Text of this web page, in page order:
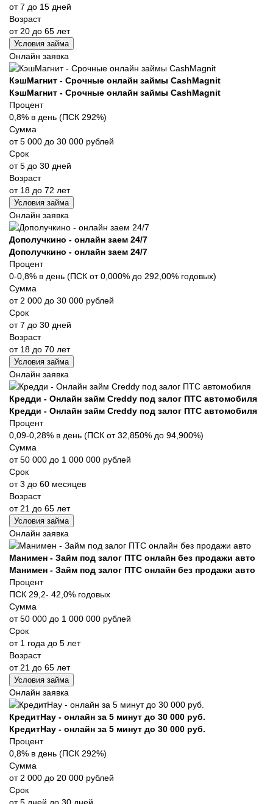
от 7 до 15 дней
Возраст
от 20 до 65 лет
Условия займа
Онлайн заявка
КэшМагнит - Срочные онлайн займы CashMagnit
КэшМагнит - Срочные онлайн займы CashMagnit
Процент
0,8% в день (ПСК 292%)
Сумма
от 5 000 до 30 000 рублей
Срок
от 5 до 30 дней
Возраст
от 18 до 72 лет
Условия займа
Онлайн заявка
Дополучкино - онлайн заем 24/7
Дополучкино - онлайн заем 24/7
Процент
0-0,8% в день (ПСК от 0,000% до 292,00% годовых)
Сумма
от 2 000 до 30 000 рублей
Срок
от 7 до 30 дней
Возраст
от 18 до 70 лет
Условия займа
Онлайн заявка
Кредди - Онлайн займ Creddy под залог ПТС автомобиля
Кредди - Онлайн займ Creddy под залог ПТС автомобиля
Процент
0,09-0,28% в день (ПСК от 32,850% до 94,900%)
Сумма
от 50 000 до 1 000 000 рублей
Срок
от 3 до 60 месяцев
Возраст
от 21 до 65 лет
Условия займа
Онлайн заявка
Манимен - Займ под залог ПТС онлайн без продажи авто
Манимен - Займ под залог ПТС онлайн без продажи авто
Процент
ПСК 29,2- 42,0% годовых
Сумма
от 50 000 до 1 000 000 рублей
Срок
от 1 года до 5 лет
Возраст
от 21 до 65 лет
Условия займа
Онлайн заявка
КредитНау - онлайн за 5 минут до 30 000 руб.
КредитНау - онлайн за 5 минут до 30 000 руб.
Процент
0,8% в день (ПСК 292%)
Сумма
от 2 000 до 20 000 рублей
Срок
от 5 дней до 30 дней